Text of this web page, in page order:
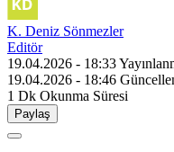
K. Deniz Sönmezler
Editör
19.04.2026 - 18:33
19.04.2026 - 18:46
1 Dk Okunma Süresi
Paylaş